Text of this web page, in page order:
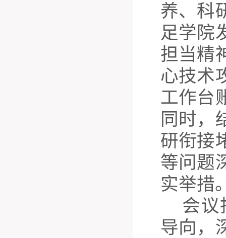
养、科
足学院
担当精
心技术
工作台
同时，
研衔接
等问题
实举措
会议
导向，